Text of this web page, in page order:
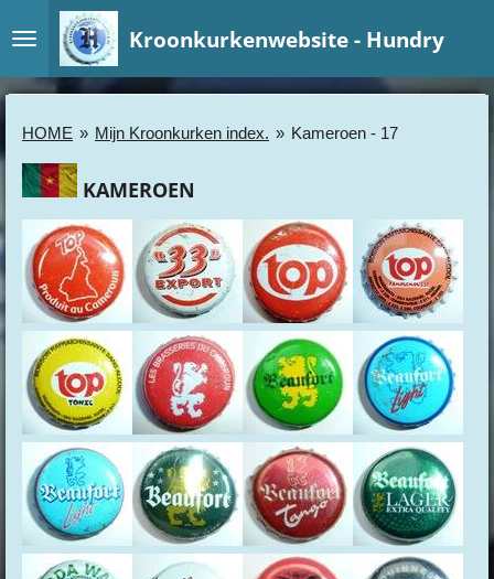
direct
naar
hoofdinhoud
Kroonkurkenwebsite - Hundry
HOME » Mijn Kroonkurken index. » Kameroen - 17
KAMEROEN